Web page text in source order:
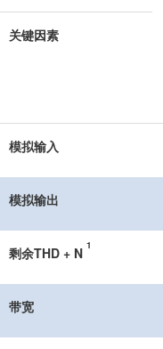
关键因素
模拟输入
模拟输出
剩余THD + N 1
带宽